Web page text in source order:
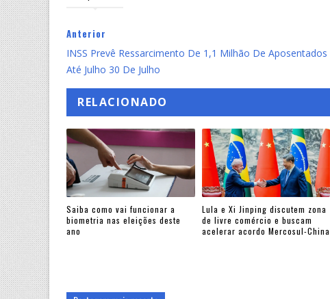
Anterior
INSS Prevê Ressarcimento De 1,1 Milhão De Aposentados
Até Julho 30 De Julho
RELACIONADO
Saiba como vai funcionar a
biometria nas eleições deste
ano
Lula e Xi Jinping discutem zona
de livre comércio e buscam
acelerar acordo Mercosul-China